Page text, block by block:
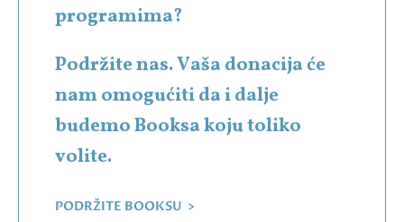
programima?
Podržite nas. Vaša donacija će
nam omogućiti da i dalje
budemo Booksa koju toliko
volite.
PODRŽITE BOOKSU >